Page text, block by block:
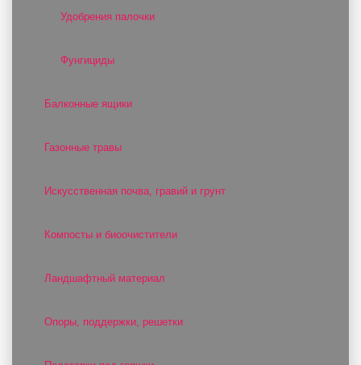
Удобрения палочки
Фунгициды
Балконные ящики
Газонные травы
Искусственная почва, гравий и грунт
Компосты и биоочистители
Ландшафтный материал
Опоры, поддержки, решетки